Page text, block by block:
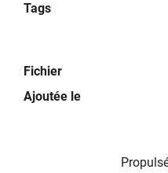
Tags
Fichier
Ajoutée le